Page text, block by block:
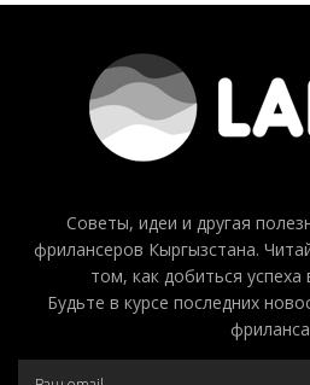
Советы, идеи и другая
фрилансеров Кыргызстана.
том, как добиться
Будьте в курсе последних
фриланса